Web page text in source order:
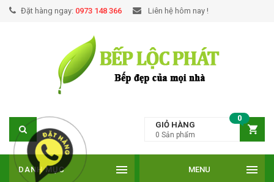
Đặt hàng ngay: 0973 148 366 Liên hệ hôm nay !
GIỎ HÀNG
0
0 Sản phẩm
DANH MỤC MENU